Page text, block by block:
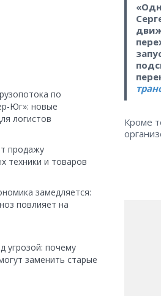
по
Юг»: новые
логистов
продажу
техники и товаров
замедляется:
повлияет на
угрозой: почему
заменить старые
Кроме